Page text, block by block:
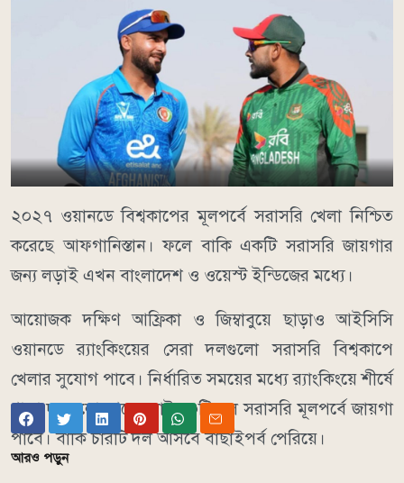
২০২৭ ওয়ানডে বিশ্বকাপের মূলপর্বে সরাসরি খেলা নিশ্চিত
করেছে আফগানিস্তান। ফলে বাকি একটি সরাসরি জায়গার
জন্য লড়াই এখন বাংলাদেশ ও ওয়েস্ট ইন্ডিজের মধ্যে।
আয়োজক দক্ষিণ আফ্রিকা ও জিম্বাবুয়ে ছাড়াও আইসিসি
ওয়ানডে র‌্যাংকিংয়ের সেরা দলগুলো সরাসরি বিশ্বকাপে
খেলার সুযোগ পাবে। নির্ধারিত সময়ের মধ্যে র‌্যাংকিংয়ে শীর্ষে
থাকা দলগুলো থেকে মোট ১০টি দল সরাসরি মূলপর্বে জায়গা
পাবে। বাকি চারটি দল আসবে বাছাইপর্ব পেরিয়ে।
আরও পড়ুন